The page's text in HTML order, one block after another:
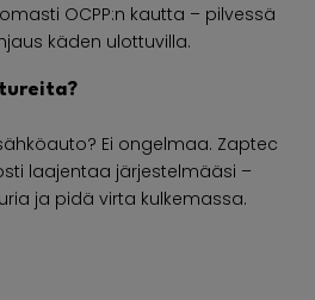
OCPP:n kautta – pilvessä
käden ulottuvilla.
Ei ongelmaa. Zaptec
laajentaa järjestelmääsi –
ja pidä virta kulkemassa.